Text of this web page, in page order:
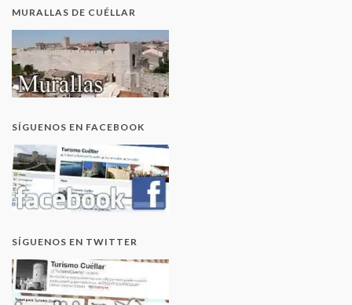
MURALLAS DE CUÉLLAR
SÍGUENOS EN FACEBOOK
SÍGUENOS EN TWITTER